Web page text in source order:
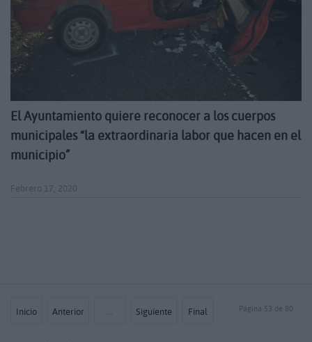
El Ayuntamiento quiere reconocer a los cuerpos
municipales “la extraordinaria labor que hacen en el
municipio”
Febrero 17, 2020
Inicio Anterior … Siguiente Final Página 53 de 80